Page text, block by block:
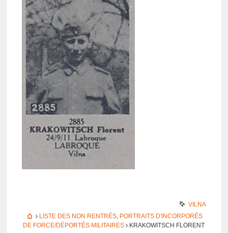
VILNA
LISTE DES NON RENTRÉS, PORTRAITS D'INCORPORÉS
DE FORCE/DÉPORTÉS MILITAIRES
KRAKOWITSCH FLORENT